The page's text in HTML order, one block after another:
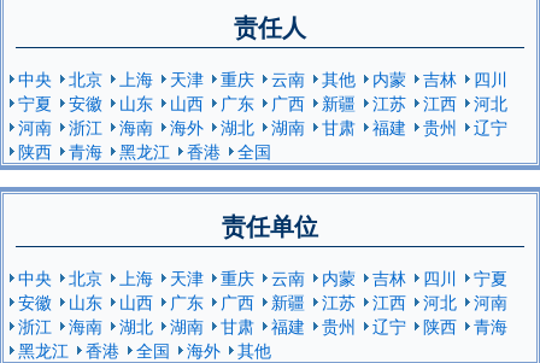
责任人
中央 北京 上海 天津 重庆 云南 其他 内蒙 吉林
四川
宁夏
安徽 山东 山西 广东 广西 新疆 江苏 江西
河北
河南
浙江 海南 海外 湖北 湖南 甘肃 福建 贵州
辽宁
陕西
青海 黑龙江 香港 全国
责任单位
中央 北京 上海 天津 重庆 云南 内蒙 吉林 四川
宁夏
安徽
山东 山西 广东 广西 新疆 江苏 江西 河北
河南
浙江
海南 湖北 湖南 甘肃 福建 贵州 辽宁 陕西
青海
黑龙江
香港 全国 海外 其他